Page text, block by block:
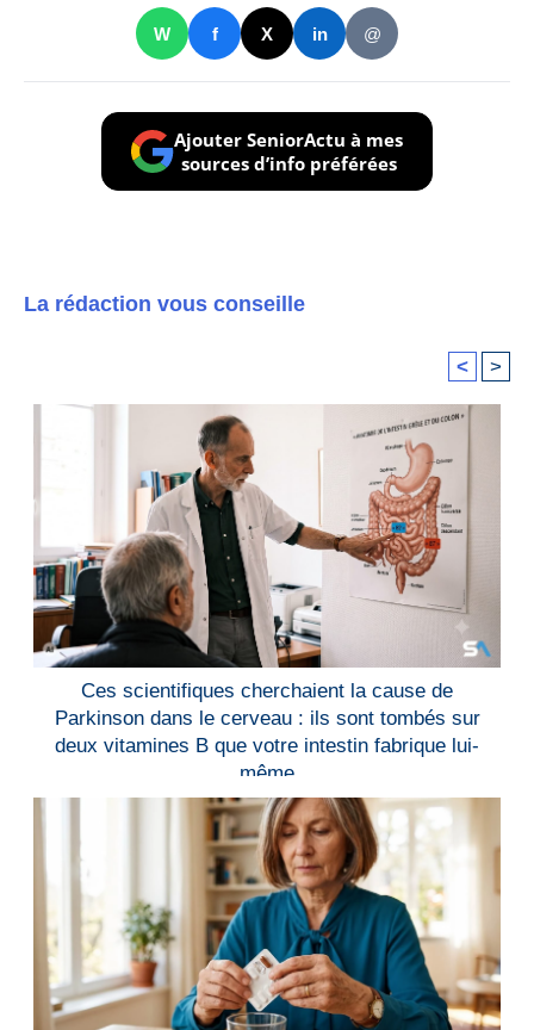
W f X in @
Ajouter SeniorActu à mes
sources d’info préférées
La rédaction vous conseille
< >
Ces scientifiques cherchaient la cause de
Parkinson dans le cerveau : ils sont tombés sur
deux vitamines B que votre intestin fabrique lui-
même